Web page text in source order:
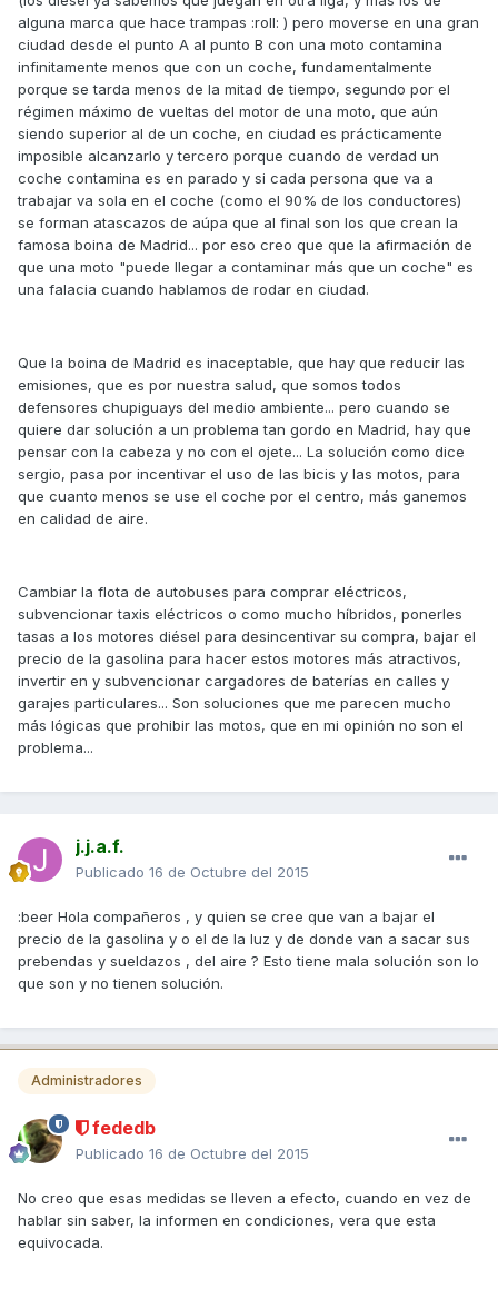
alguna marca que hace trampas :roll: ) pero moverse en una gran
ciudad desde el punto A al punto B con una moto contamina
infinitamente menos que con un coche, fundamentalmente
porque se tarda menos de la mitad de tiempo, segundo por el
régimen máximo de vueltas del motor de una moto, que aún
siendo superior al de un coche, en ciudad es prácticamente
imposible alcanzarlo y tercero porque cuando de verdad un
coche contamina es en parado y si cada persona que va a
trabajar va sola en el coche (como el 90% de los conductores)
se forman atascazos de aúpa que al final son los que crean la
famosa boina de Madrid... por eso creo que que la afirmación de
que una moto "puede llegar a contaminar más que un coche" es
una falacia cuando hablamos de rodar en ciudad.
Que la boina de Madrid es inaceptable, que hay que reducir las
emisiones, que es por nuestra salud, que somos todos
defensores chupiguays del medio ambiente... pero cuando se
quiere dar solución a un problema tan gordo en Madrid, hay que
pensar con la cabeza y no con el ojete... La solución como dice
sergio, pasa por incentivar el uso de las bicis y las motos, para
que cuanto menos se use el coche por el centro, más ganemos
en calidad de aire.
Cambiar la flota de autobuses para comprar eléctricos,
subvencionar taxis eléctricos o como mucho híbridos, ponerles
tasas a los motores diésel para desincentivar su compra, bajar el
precio de la gasolina para hacer estos motores más atractivos,
invertir en y subvencionar cargadores de baterías en calles y
garajes particulares... Son soluciones que me parecen mucho
más lógicas que prohibir las motos, que en mi opinión no son el
problema...
j.j.a.f.
Publicado 16 de Octubre del 2015
:beer Hola compañeros , y quien se cree que van a bajar el
precio de la gasolina y o el de la luz y de donde van a sacar sus
prebendas y sueldazos , del aire ? Esto tiene mala solución son lo
que son y no tienen solución.
Administradores
fededb
Publicado 16 de Octubre del 2015
No creo que esas medidas se lleven a efecto, cuando en vez de
hablar sin saber, la informen en condiciones, vera que esta
equivocada.